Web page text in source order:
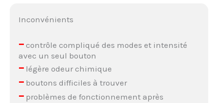
Inconvénients
–contrôle compliqué des modes et intensité
avec un seul bouton
–légère odeur chimique
–boutons difficiles à trouver
–problèmes de fonctionnement après